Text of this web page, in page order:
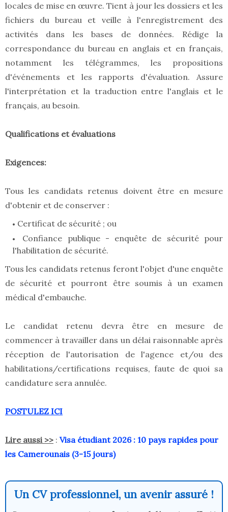
locales de mise en œuvre. Tient à jour les dossiers et les
fichiers du bureau et veille à l'enregistrement des
activités dans les bases de données. Rédige la
correspondance du bureau en anglais et en français,
notamment les télégrammes, les propositions
d'événements et les rapports d'évaluation. Assure
l'interprétation et la traduction entre l'anglais et le
français, au besoin.
Qualifications et évaluations
Exigences:
Tous les candidats retenus doivent être en mesure
d'obtenir et de conserver :
Certificat de sécurité ; ou
Confiance publique - enquête de sécurité pour
l'habilitation de sécurité.
Tous les candidats retenus feront l'objet d'une enquête
de sécurité et pourront être soumis à un examen
médical d'embauche.
Le candidat retenu devra être en mesure de
commencer à travailler dans un délai raisonnable après
réception de l'autorisation de l'agence et/ou des
habilitations/certifications requises, faute de quoi sa
candidature sera annulée.
POSTULEZ ICI
Lire aussi >> : Visa étudiant 2026 : 10 pays rapides pour
les Camerounais (3-15 jours)
Un CV professionnel, un avenir assuré !